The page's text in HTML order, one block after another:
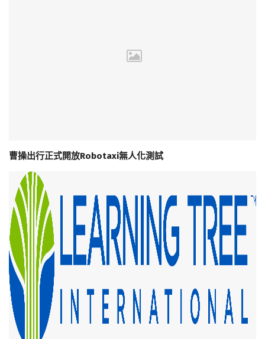
曹操出行正式開放Robotaxi無人化測試